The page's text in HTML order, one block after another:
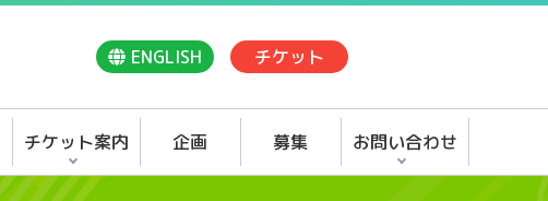
ENGLISH チケット
チケット案内 企画 募集 お問い合わせ